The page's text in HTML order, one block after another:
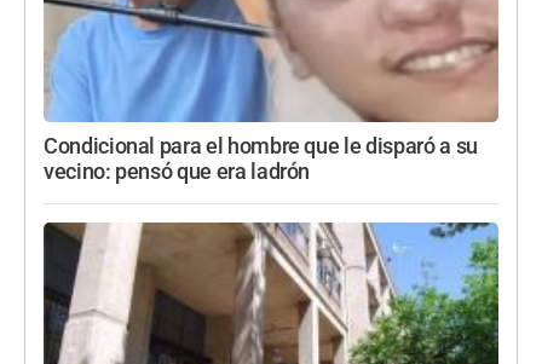
Condicional para el hombre que le disparó a su
vecino: pensó que era ladrón